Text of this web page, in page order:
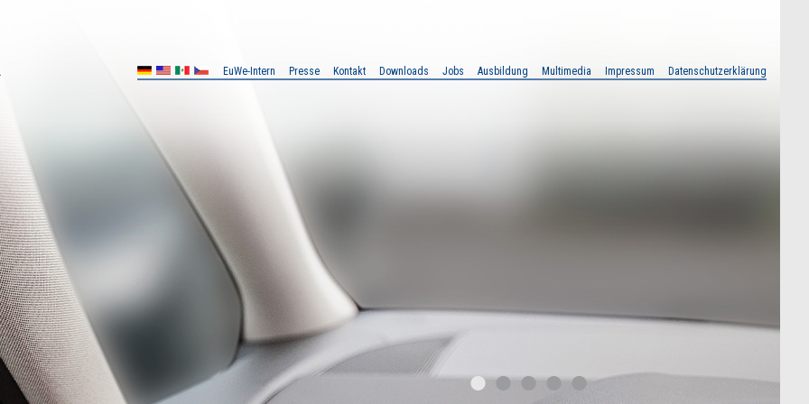
•••••
EuWe-Intern Presse Kontakt Downloads Jobs Ausbildung Multimedia Impressum Datenschutzerklärung